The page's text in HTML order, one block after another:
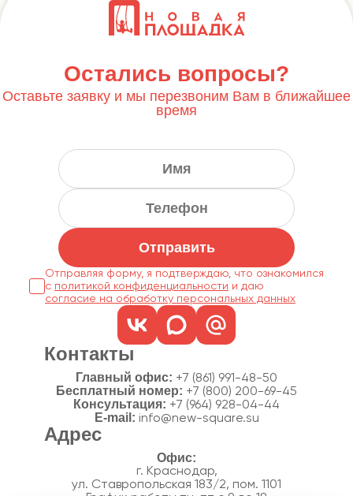
Остались вопросы?
Оставьте заявку и мы перезвоним Вам в ближайшее
время
Отправить
Отправляя форму, я подтверждаю, что ознакомился
с политикой конфиденциальности
согласие на обработку персональных данных
Контакты
Главный офис: +7 (861) 991-48-50
Бесплатный номер: +7 (800) 200-69-45
Консультация: +7 (964) 928-04-44
E-mail: info@new-square.su
Адрес
г. Краснодар,
ул. Ставропольская 183/2, пом. 1101